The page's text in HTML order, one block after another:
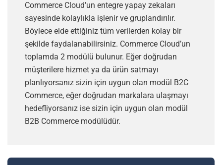
Commerce Cloud’un entegre yapay zekaları
sayesinde kolaylıkla işlenir ve gruplandırılır.
Böylece elde ettiğiniz tüm verilerden kolay bir
şekilde faydalanabilirsiniz. Commerce Cloud’un
toplamda 2 modülü bulunur. Eğer doğrudan
müşterilere hizmet ya da ürün satmayı
planlıyorsanız sizin için uygun olan modül B2C
Commerce, eğer doğrudan markalara ulaşmayı
hedefliyorsanız ise sizin için uygun olan modül
B2B Commerce modülüdür.